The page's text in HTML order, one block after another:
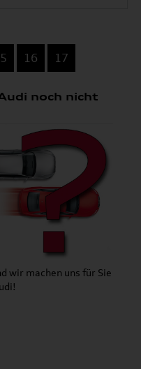
16 17
noch nicht
wir machen uns für Sie